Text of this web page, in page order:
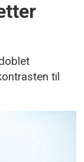
til